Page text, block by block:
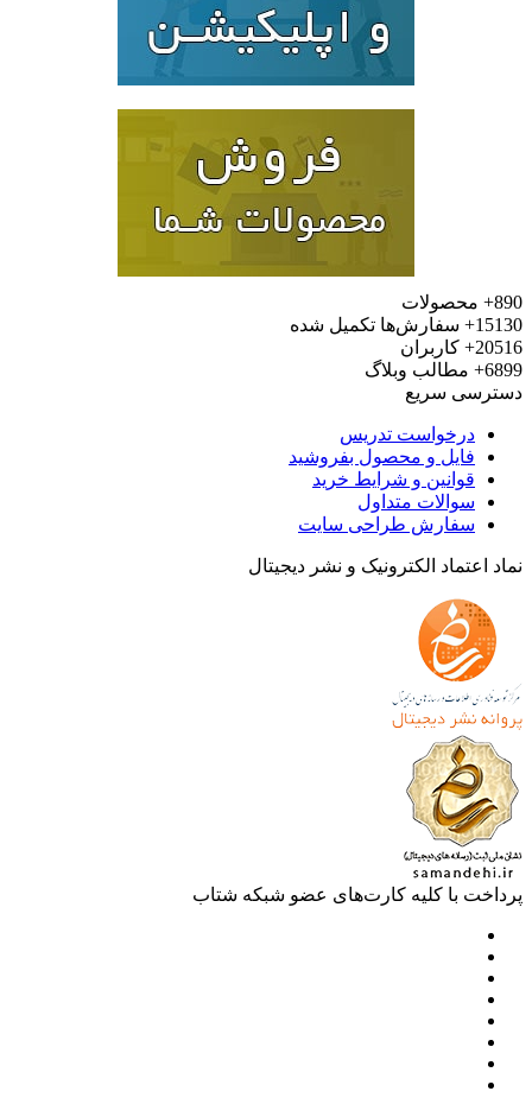
محصولات
سفارش‌ها تکمیل شده
کاربران
مطالب وبلاگ
سریع
درخواست تدریس
فایل و محصول بفروشید
قوانین و شرایط خرید
سوالات متداول
سفارش طراحی سایت
اعتماد الکترونیک و نشر دیجیتال
با کلیه کارت‌های عضو شبکه شتاب